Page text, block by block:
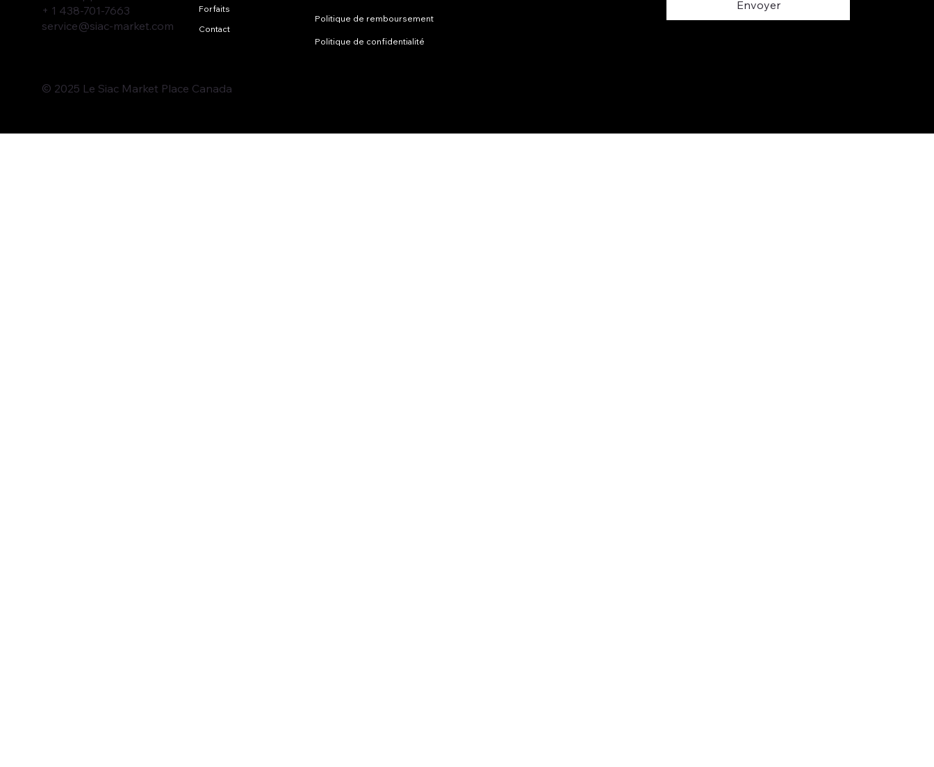
+ 1 438-701-7663
service@siac-market.com
Forfaits
Contact
Politique de remboursement
Politique de confidentialité
Envoyer
© 2025 Le Siac Market Place Canada